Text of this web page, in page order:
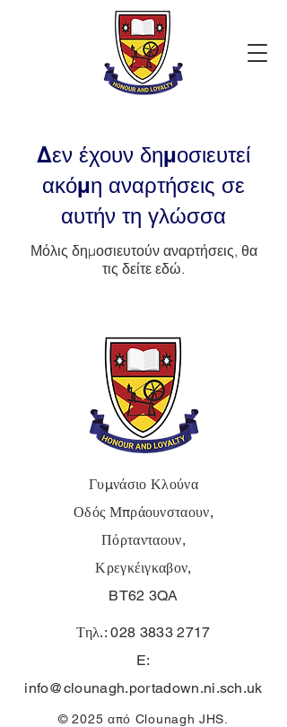
Δεν έχουν δημοσιευτεί
ακόμη αναρτήσεις σε
αυτήν τη γλώσσα
Μόλις δημοσιευτούν αναρτήσεις, θα
τις δείτε εδώ.
Γυμνάσιο Κλούνα
Οδός Μπράουνσταουν,
Πόρτανταουν,
Κρεγκέιγκαβον,
BT62 3QA
Τηλ.:028 3833 2717
E:
info@clounagh.portadown.ni.sch.uk
© 2025 από Clounagh JHS.